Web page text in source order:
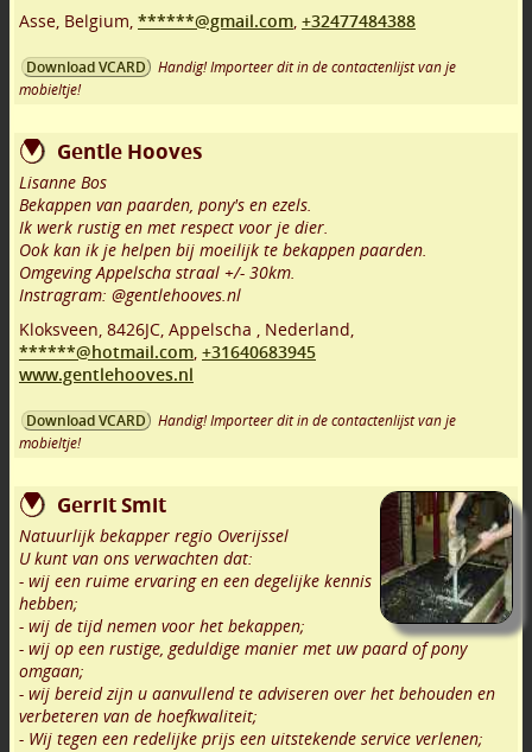
Asse, Belgium, ******@gmail.com, +32477484388
Download VCARD
Handig! Importeer dit in de contactenlijst van je
mobieltje!
Gentle Hooves
Lisanne Bos
Bekappen van paarden, pony's en ezels.
Ik werk rustig en met respect voor je dier.
Ook kan ik je helpen bij moeilijk te bekappen paarden.
Omgeving Appelscha straal +/- 30km.
Instragram: @gentlehooves.nl
Kloksveen, 8426JC, Appelscha , Nederland,
******@hotmail.com, +31640683945
www.gentlehooves.nl
Download VCARD
Handig! Importeer dit in de contactenlijst van je
mobieltje!
Gerrit Smit
Natuurlijk bekapper regio Overijssel
U kunt van ons verwachten dat:
- wij een ruime ervaring en een degelijke kennis
hebben;
- wij de tijd nemen voor het bekappen;
- wij op een rustige, geduldige manier met uw paard of pony
omgaan;
- wij bereid zijn u aanvullend te adviseren over het behouden en
verbeteren van de hoefkwaliteit;
- Wij tegen een redelijke prijs een uitstekende service verlenen;